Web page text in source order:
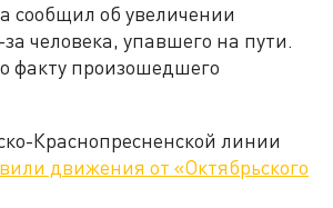
сообщил об увеличении
человека, упавшего на пути.
факту произошедшего
Краснопресненской линии
движения от «Октябрьского